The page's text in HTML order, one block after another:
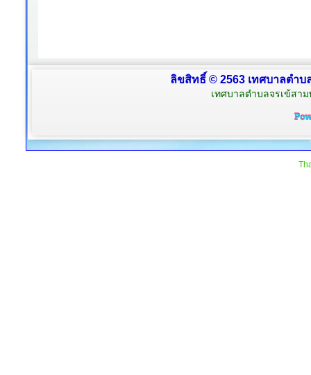
ลิขสิทธิ์ © 2563 เทศบาลตำ
เทศบาลตำบลจรเข้สา